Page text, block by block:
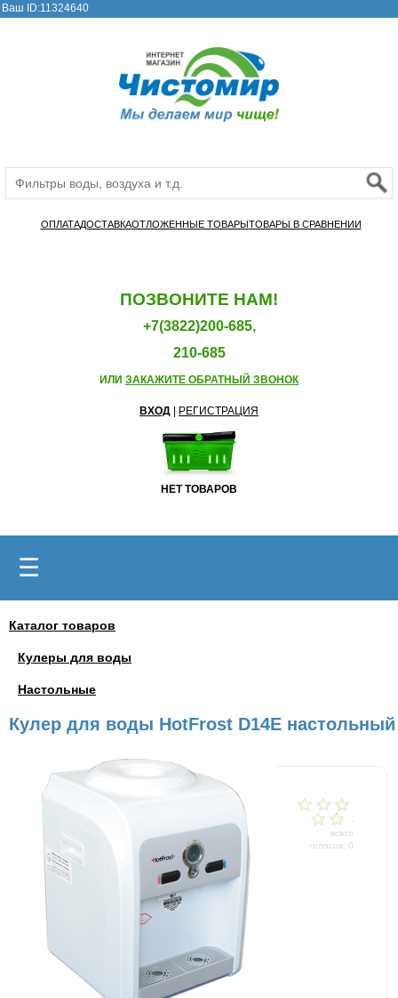
Ваш ID:11324640
ОПЛАТАДОСТАВКАОТЛОЖЕННЫЕ ТОВАРЫТОВАРЫ В СРАВНЕНИИ
ПОЗВОНИТЕ НАМ!
+7(3822)200-685,
210-685
ИЛИ ЗАКАЖИТЕ ОБРАТНЫЙ ЗВОНОК
ВХОД РЕГИСТРАЦИЯ
НЕТ ТОВАРОВ
☰
Каталог товаров
Кулеры для воды
Настольные
Кулер для воды HotFrost D14E настольный
-
всего
голосов: 0